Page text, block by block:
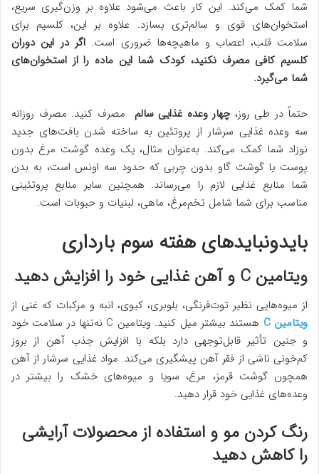
شما کمک می‌کند. این کار باعث می‌شود علاوه بر وزن‌گیری سریع،
استخوان‌های قوی و سالم‌تری بسازد. علاوه بر این، کلسیم برای
سلامت قلب، اعصاب و ماهیچه‌ها ضروری است.اگر در این دوران
کلسیم کافی مصرف نکنید، کودک شما این ماده را از استخوان‌های
شما می‌گیرد.
حتماً در طی روز،چهار وعده غذایی سالم مصرف کنید. مصرف روزانه
سه وعده غذایی سرشار از پروتئین به ساخته شدن بافت‌های جدید
نوزاد شما کمک می‌کند. به‌عنوان مثال، یک وعده گوشت مرغ بدون
پوست یا گوشت گاو بدون چربی که حدود سه اونس است، به بدن
شما منابع غذایی لازم را می‌رساند. همچنین سایر منابع پروتئینی
مناسب برای شما شامل تخم‌مرغ، ماهی، لبنیات و حبوبات است.
بایدونبایدهای هفته سوم بارداری
ویتامین C و آهن غذایی خود را افزایش دهید
از میوه‌هایی نظیر توت‌فرنگی، بلوبری، کیوی، انبه و مرکبات که غنی از
ویتامین C
هستند بیشتر میل کنید. ویتامین C نه‌تنها در سلامت خود
و جنین تأثیر قابل‌توجهی دارد بلکه با افزایش جذب آهن از بروز
کم‌خونی ناشی از فقر آهن پیشگیری می‌کند. مواد غذایی سرشار از آهن
همچون گوشت قرمز، مرغ، سویا و میوه‌های خشک را بیشتر در
وعده‌های غذایی خود قرار دهید.
رنگ کردن مو و استفاده از محصولات آرایشی
را کاهش دهید